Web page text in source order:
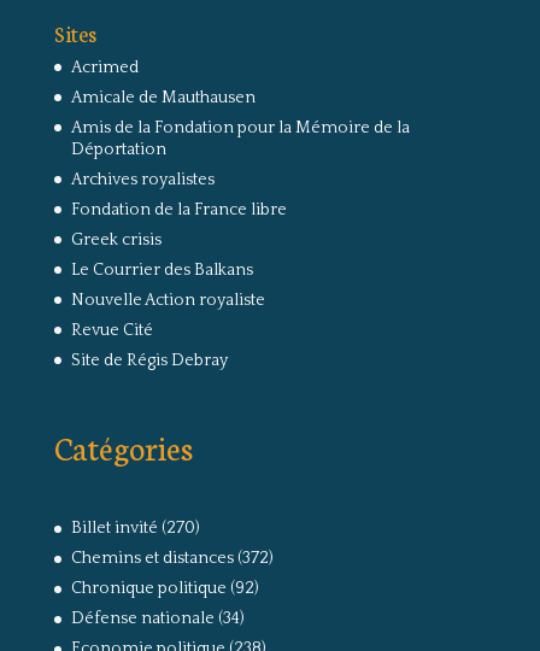
Sites
Acrimed
Amicale de Mauthausen
Amis de la Fondation pour la Mémoire de la
Déportation
Archives royalistes
Fondation de la France libre
Greek crisis
Le Courrier des Balkans
Nouvelle Action royaliste
Revue Cité
Site de Régis Debray
Catégories
Billet invité (270)
Chemins et distances(372)
Chronique politique (92)
Défense nationale (34)